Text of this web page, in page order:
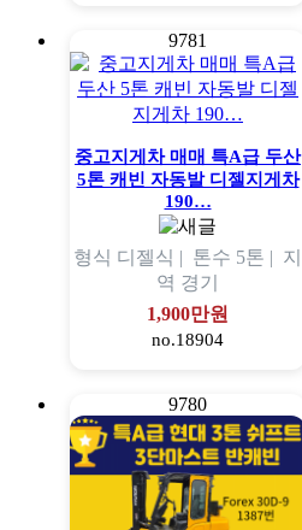
9781
중고지게차 매매 특A급 두산
5톤 캐빈 자동발 디젤지게차
190…
형식 디젤식 | 톤수 5톤 | 지
역 경기
1,900만원
no.18904
9780